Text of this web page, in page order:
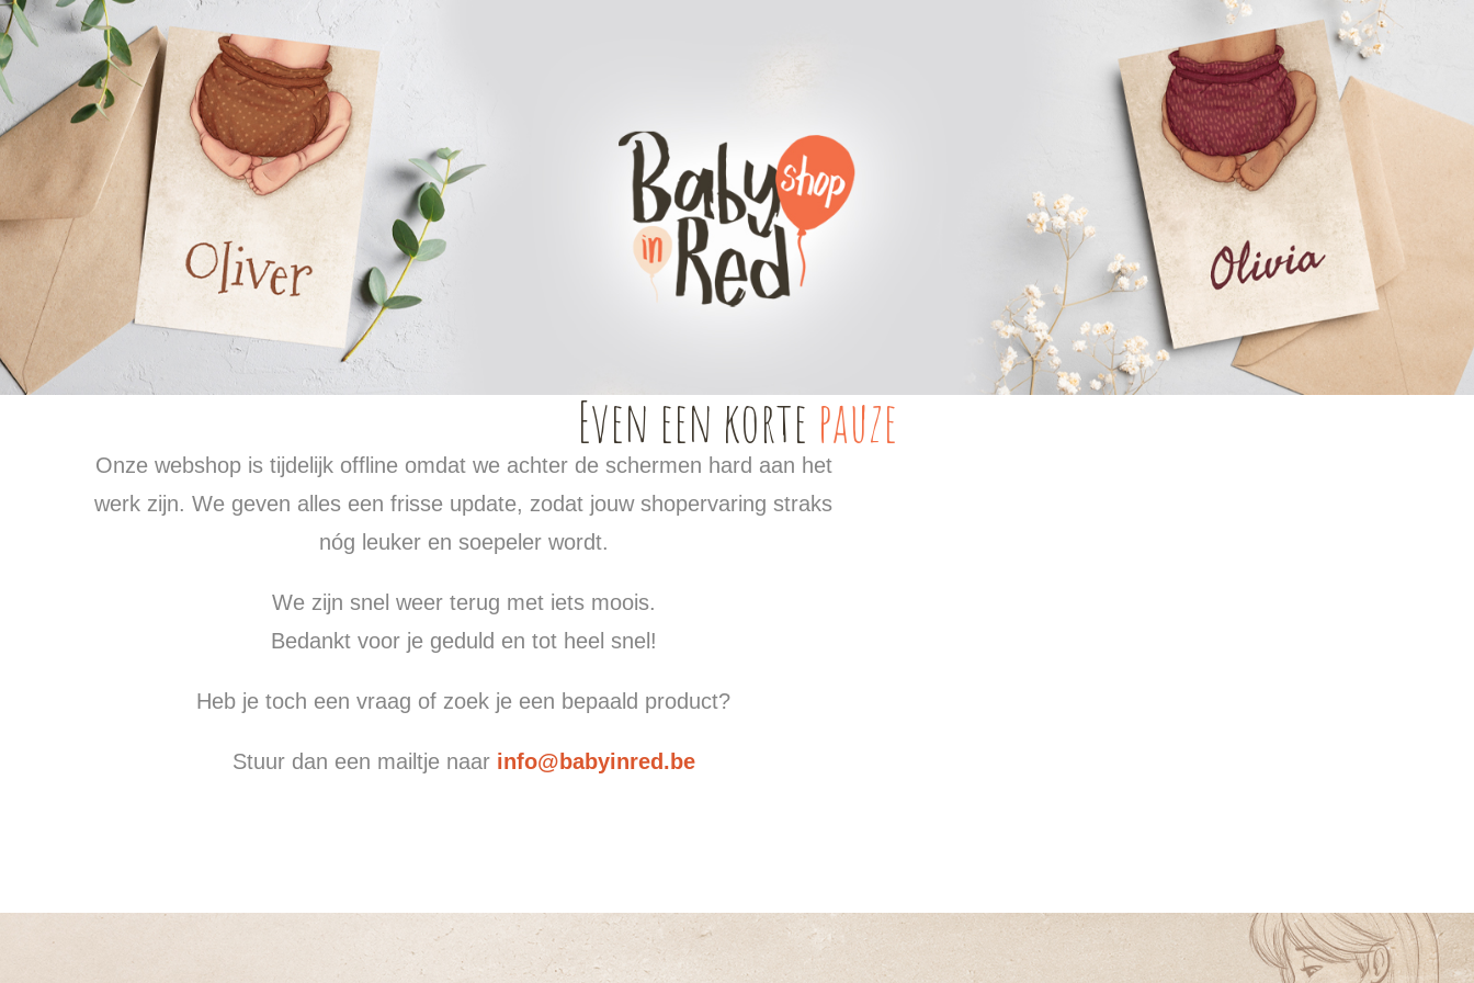
Collectie Voor wie
0
Even een korte pauze
Onze webshop is tijdelijk offline omdat we achter de schermen hard aan het
werk zijn. We geven alles een frisse update, zodat jouw shopervaring straks
nóg leuker en soepeler wordt.
We zijn snel weer terug met iets moois.
Bedankt voor je geduld en tot heel snel!
Heb je toch een vraag of zoek je een bepaald product?
Stuur dan een mailtje naar info@babyinred.be